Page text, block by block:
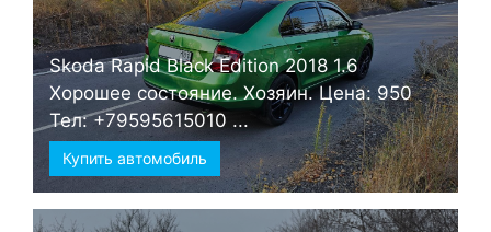
Skoda Rapid Black Edition 2018 1.6
Хорошее состояние. Хозяин. Цена: 950
Тел: +79595615010 ...
Купить автомобиль